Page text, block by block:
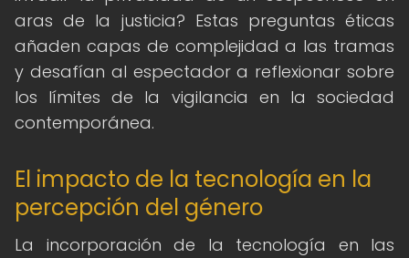
aras de la justicia? Estas preguntas éticas
añaden capas de complejidad a las tramas
y desafían al espectador a reflexionar sobre
los límites de la vigilancia en la sociedad
contemporánea.
El impacto de la tecnología en la
percepción del género
La incorporación de la tecnología en las